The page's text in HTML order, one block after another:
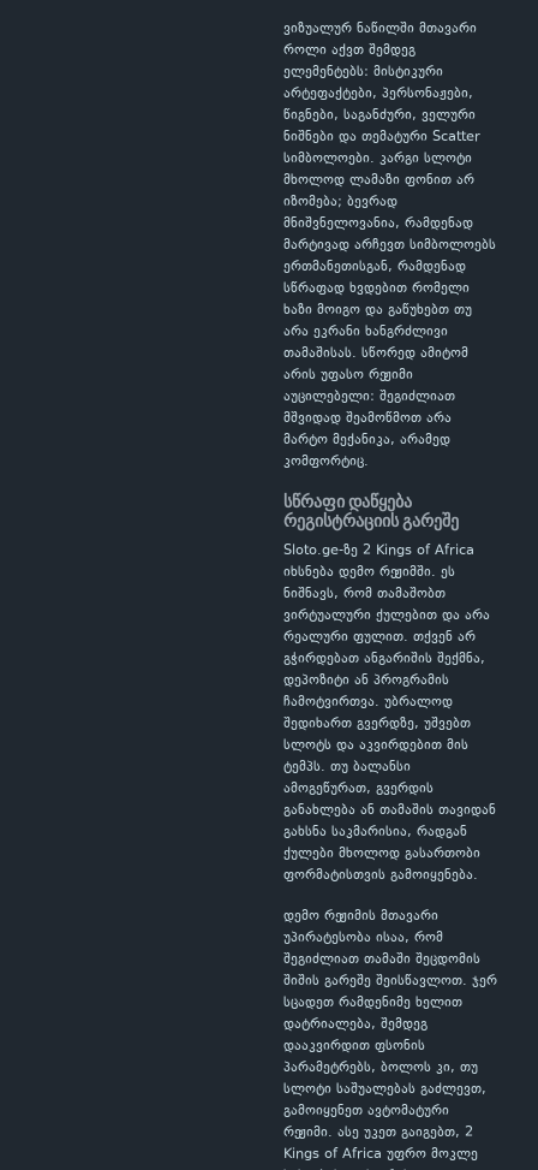
ვიზუალურ ნაწილში მთავარი
როლი აქვთ შემდეგ
ელემენტებს: მისტიკური
არტეფაქტები, პერსონაჟები,
წიგნები, საგანძური, ველური
ნიშნები და თემატური Scatter
სიმბოლოები. კარგი სლოტი
მხოლოდ ლამაზი ფონით არ
იზომება; ბევრად
მნიშვნელოვანია, რამდენად
მარტივად არჩევთ სიმბოლოებს
ერთმანეთისგან, რამდენად
სწრაფად ხვდებით რომელი
ხაზი მოიგო და გაწუხებთ თუ
არა ეკრანი ხანგრძლივი
თამაშისას. სწორედ ამიტომ
არის უფასო რეჟიმი
აუცილებელი: შეგიძლიათ
მშვიდად შეამოწმოთ არა
მარტო მექანიკა, არამედ
კომფორტიც.
სწრაფი დაწყება
რეგისტრაციის გარეშე
Sloto.ge-ზე 2 Kings of Africa
იხსნება დემო რეჟიმში. ეს
ნიშნავს, რომ თამაშობთ
ვირტუალური ქულებით და არა
რეალური ფულით. თქვენ არ
გჭირდებათ ანგარიშის შექმნა,
დეპოზიტი ან პროგრამის
ჩამოტვირთვა. უბრალოდ
შედიხართ გვერდზე, უშვებთ
სლოტს და აკვირდებით მის
ტემპს. თუ ბალანსი
ამოგეწურათ, გვერდის
განახლება ან თამაშის თავიდან
გახსნა საკმარისია, რადგან
ქულები მხოლოდ გასართობი
ფორმატისთვის გამოიყენება.
დემო რეჟიმის მთავარი
უპირატესობა ისაა, რომ
შეგიძლიათ თამაში შეცდომის
შიშის გარეშე შეისწავლოთ. ჯერ
სცადეთ რამდენიმე ხელით
დატრიალება, შემდეგ
დააკვირდით ფსონის
პარამეტრებს, ბოლოს კი, თუ
სლოტი საშუალებას გაძლევთ,
გამოიყენეთ ავტომატური
რეჟიმი. ასე უკეთ გაიგებთ, 2
Kings of Africa უფრო მოკლე